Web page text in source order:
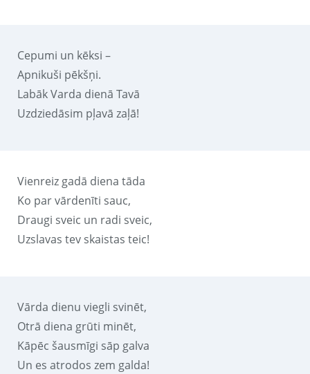
Cepumi un kēksi –
Apnikuši pēkšņi.
Labāk Varda dienā Tavā
Uzdziedāsim pļavā zaļā!
Vienreiz gadā diena tāda
Ko par vārdenīti sauc,
Draugi sveic un radi sveic,
Uzslavas tev skaistas teic!
Vārda dienu viegli svinēt,
Otrā diena grūti minēt,
Kāpēc šausmīgi sāp galva
Un es atrodos zem galda!